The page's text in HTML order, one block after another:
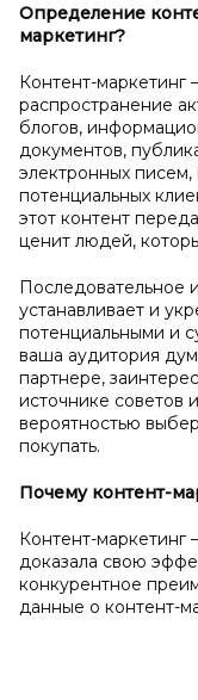
Определение
маркетинг?
Контент-маркетинг
распространение
блогов,
документов,
электронных
потенциальных
этот контент
ценит людей,
Последовательное
устанавливает и
потенциальными и
ваша аудитория
партнере,
источнике советов
вероятностью
покупать.
Почему контент-
Контент-маркетинг
доказала свою
конкурентное
данные о контент-